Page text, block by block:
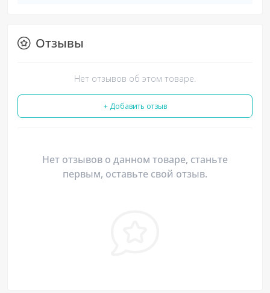
Отзывы
Нет отзывов об этом товаре.
+ Добавить отзыв
Нет отзывов о данном товаре, станьте
первым, оставьте свой отзыв.